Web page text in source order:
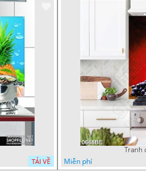
TẢI VỀ
Miễn phí